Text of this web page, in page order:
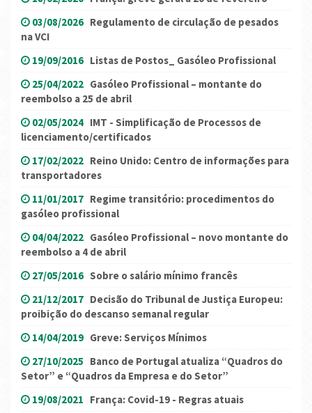
03/08/2026 Regulamento de circulação de pesados
na VCI
19/09/2016 Listas de Postos_ Gasóleo Profissional
25/04/2022 Gasóleo Profissional – montante do
reembolso a 25 de abril
02/05/2024 IMT - Simplificação de Processos de
licenciamento/certificados
17/02/2022 Reino Unido: Centro de informações para
transportadores
11/01/2017 Regime transitório: procedimentos do
gasóleo profissional
04/04/2022 Gasóleo Profissional – novo montante do
reembolso a 4 de abril
27/05/2016 Sobre o salário mínimo francês
21/12/2017 Decisão do Tribunal de Justiça Europeu:
proibição do descanso semanal regular
14/04/2019 Greve: Serviços Mínimos
27/10/2025 Banco de Portugal atualiza “Quadros do
Setor” e “Quadros da Empresa e do Setor”
19/08/2021 França: Covid-19 - Regras atuais